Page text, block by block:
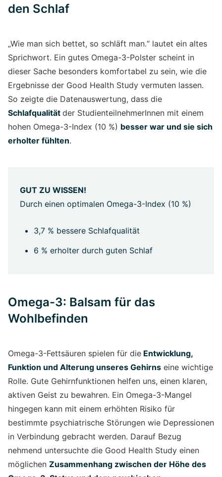
den Schlaf
„Wie man sich bettet, so schläft man.“ lautet ein altes
Sprichwort. Ein gutes Omega-3-Polster scheint in
dieser Sache besonders komfortabel zu sein, wie die
Ergebnisse der Good Health Study vermuten lassen.
So zeigte die Datenauswertung, dass die
Schlafqualität der StudienteilnehmerInnen mit einem
hohen Omega-3-Index (10 %) besser war und sie sich
erholter fühlten.
GUT ZU WISSEN!
Durch einen optimalen Omega-3-Index (10 %)
3,7 % bessere Schlafqualität
6 % erholter durch guten Schlaf
Omega-3: Balsam für das
Wohlbefinden
Omega-3-Fettsäuren spielen für die Entwicklung,
Funktion und Alterung unseres Gehirns eine wichtige
Rolle. Gute Gehirnfunktionen helfen uns, einen klaren,
aktiven Geist zu bewahren. Ein Omega-3-Mangel
hingegen kann mit einem erhöhten Risiko für
bestimmte psychiatrische Störungen wie Depressionen
in Verbindung gebracht werden. Darauf Bezug
nehmend untersuchte die Good Health Study einen
möglichen Zusammenhang zwischen der Höhe des